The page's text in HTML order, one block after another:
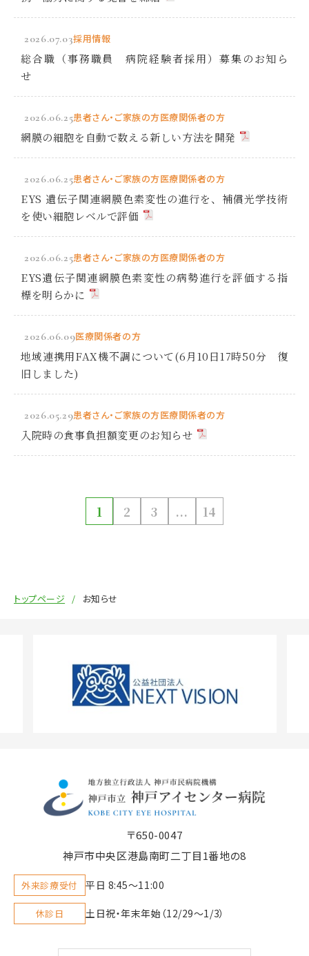
2026.07.03採用情報
総合職（事務職員 病院経験者採用）募集のお知ら
せ
2026.06.25患者さん・ご家族の方医療関係者の方
網膜の細胞を自動で数える新しい方法を開発
2026.06.25患者さん・ご家族の方医療関係者の方
EYS 遺伝子関連網膜色素変性の進行を、補償光学技術
を使い細胞レベルで評価
2026.06.25患者さん・ご家族の方医療関係者の方
EYS遺伝子関連網膜色素変性の病勢進行を評価する指
標を明らかに
2026.06.09医療関係者の方
地域連携用FAX機不調について(6月10日17時50分 復
旧しました)
2026.05.29患者さん・ご家族の方医療関係者の方
入院時の食事負担額変更のお知らせ
1 2 3 ... 14
トップページ お知らせ
〒650-0047
神戸市中央区港島南町二丁目1番地の8
外来診療受付 平日 8:45〜11:00
休診日 土日祝・年末年始（12/29～1/3）